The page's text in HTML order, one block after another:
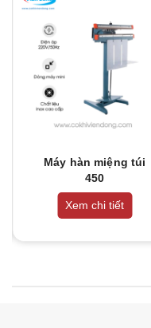
Máy hàn miệng túi
450
Xem chi tiết